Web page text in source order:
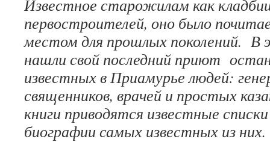
Известное старожилам как
первостроителей, оно было
местом для прошлых поколений. В
нашли свой последний приют
известных в Приамурье людей:
священников, врачей и простых
книги приводятся известные
биографии самых известных из них.